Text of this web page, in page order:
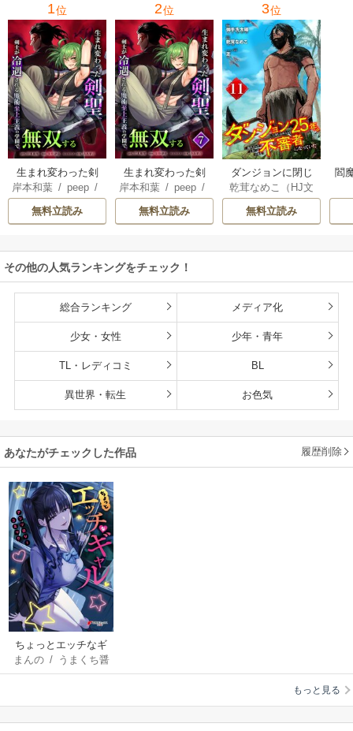
1位
生まれ変わった剣
聖、剣士が冷遇さ
れる魔術至上主義
の学園で無双する
岸本和葉/ peep/
染野静也/
/taskey STUDI
無料立読み
2位
生まれ変わった剣
聖、剣士が冷遇さ
れる魔術至上主義
の学園で無双する
岸本和葉/ peep/
染野静也/
/taskey STUDI
無料立読み
3位
ダンジョンに閉じ
込められて25年。
救出されたときに
は立派な不審者に
版】
乾茸なめこ（HJ文
庫／ホビージャパ
ン刊）/御手洗太
無料立読み
閻
その他の人気ランキングをチェック！
総合ランキング メディア化
少女・女性 少年・青年
TL・レディコミ BL
異世界・転生 お色気
あなたがチェックした作品 履歴削除
ちょっとエッチなギ
ャル アンソロジーコ
ミック
まんの/ うまくち醤
油/眞銅七号/ナス
春待うろ/みな藻/
ゆうみ/よちリョウ
もっと見る